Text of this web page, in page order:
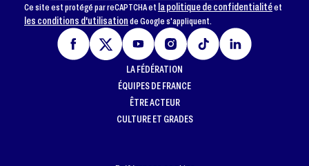
Ce site est protégé par reCAPTCHA et la politique de confidentialitéet
les conditions d'utilisationde Google s'appliquent.
LA FÉDÉRATION
ÉQUIPES DE FRANCE
ÊTRE ACTEUR
CULTURE ET GRADES